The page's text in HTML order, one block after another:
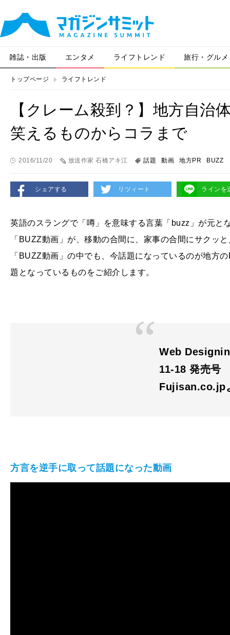
雑誌・出版 エンタメ ライフトレンド 旅行・グルメ
トップページ ライフトレンド
【クレーム殺到？】地方自治
笑えるものからコラまで
2016/11/20 放送作家 石橋アキ江 話題 動画 地方PR BUZZ
シェアする リツィート ラインを
英語のスラングで「噂」を意味する言葉「buzz」が元と
「BUZZ動画」が、移動の合間に、家事の合間にサクッ
「BUZZ動画」の中でも、今話題になっているのが地方
題となっているものをご紹介します。
Web
11-18 発売号
Fujisan.co.jp
方言を逆手に取って話題になった動画